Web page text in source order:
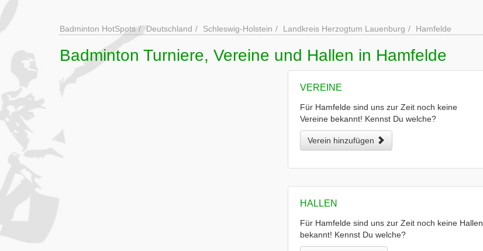
Badminton HotSpots Deutschland Schleswig-Holstein Landkreis Herzogtum Lauenburg Hamfelde
Badminton Turniere, Vereine und Hallen in Hamfelde
VEREINE
Für Hamfelde sind uns zur Zeit noch keine
Vereine bekannt! Kennst Du welche?
Verein hinzufügen
HALLEN
Für Hamfelde sind uns zur Zeit noch keine Hallen
bekannt! Kennst Du welche?